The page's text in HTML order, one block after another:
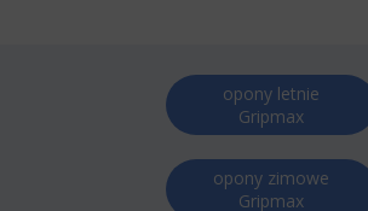
opony letnie
Gripmax
opony zimowe
Gripmax